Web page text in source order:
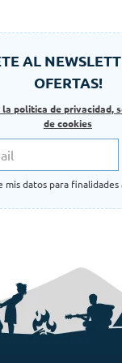
AL
OFERTAS!
politica de privacidad,
de cookies
mis datos para finalidades